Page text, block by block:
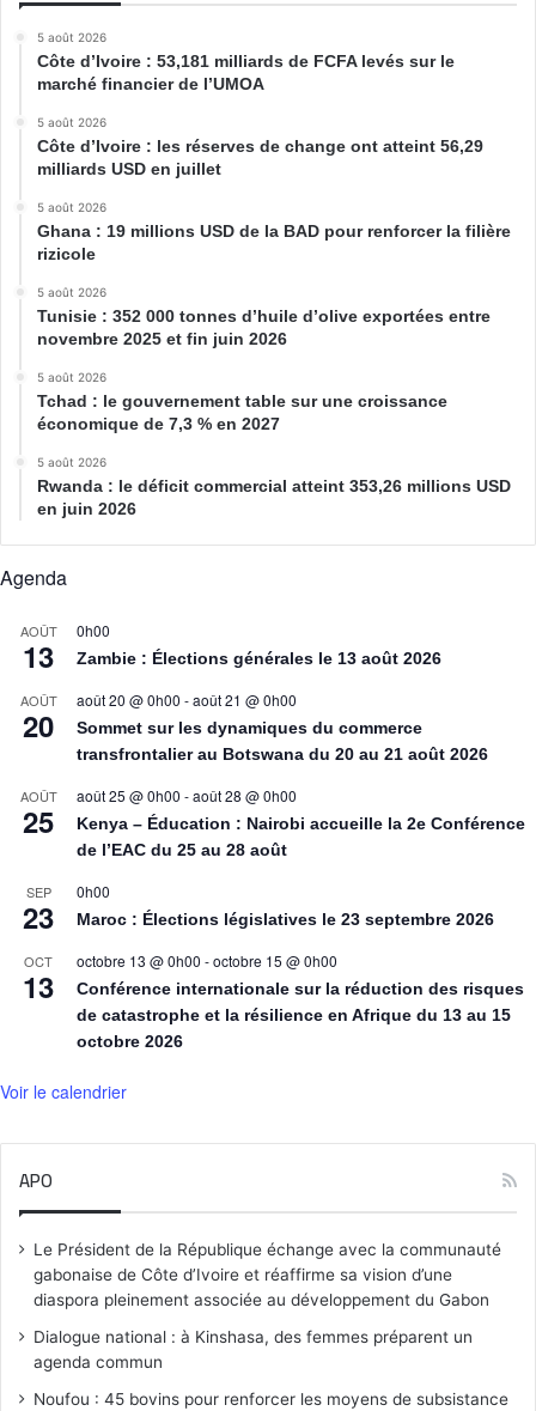
5 août 2026
Côte d’Ivoire : 53,181 milliards de FCFA levés sur le
marché financier de l’UMOA
5 août 2026
Côte d’Ivoire : les réserves de change ont atteint 56,29
milliards USD en juillet
5 août 2026
Ghana : 19 millions USD de la BAD pour renforcer la filière
rizicole
5 août 2026
Tunisie : 352 000 tonnes d’huile d’olive exportées entre
novembre 2025 et fin juin 2026
5 août 2026
Tchad : le gouvernement table sur une croissance
économique de 7,3 % en 2027
5 août 2026
Rwanda : le déficit commercial atteint 353,26 millions USD
en juin 2026
Agenda
AOÛT
13
0h00
Zambie : Élections générales le 13 août 2026
AOÛT
20
août 20 @ 0h00 -août 21 @ 0h00
Sommet sur les dynamiques du commerce
transfrontalier au Botswana du 20 au 21 août 2026
AOÛT
25
août 25 @ 0h00 -août 28 @ 0h00
Kenya – Éducation : Nairobi accueille la 2e Conférence
de l’EAC du 25 au 28 août
SEP
23
0h00
Maroc : Élections législatives le 23 septembre 2026
OCT
13
octobre 13 @ 0h00 -octobre 15 @ 0h00
Conférence internationale sur la réduction des risques
de catastrophe et la résilience en Afrique du 13 au 15
octobre 2026
Voir le calendrier
APO
Le Président de la République échange avec la communauté
gabonaise de Côte d’Ivoire et réaffirme sa vision d’une
diaspora pleinement associée au développement du Gabon
Dialogue national : à Kinshasa, des femmes préparent un
agenda commun
Noufou : 45 bovins pour renforcer les moyens de subsistance